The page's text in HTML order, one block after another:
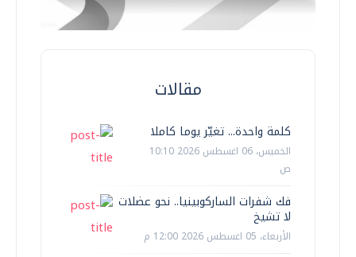
مقالات
كلمة واحدة... تغيّر يوما كاملا
الخميس، 06 اغسطس 2026 10:10
ص
فك شفرات الساركوبينيا.. نحو عضلات
لا تشيخ
الأربعاء، 05 اغسطس 2026 12:00 م